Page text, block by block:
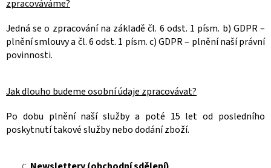
zpracováváme?
Jedná se o zpracování na základě čl. 6 odst. 1 písm. b) GDPR –
plnění smlouvy a čl. 6 odst. 1 písm. c) GDPR – plnění naší právní
povinnosti.
Jak dlouho budeme osobní údaje zpracovávat?
Po dobu plnění naší služby a poté 15 letod posledního
poskytnutí takové služby nebo dodání zboží.